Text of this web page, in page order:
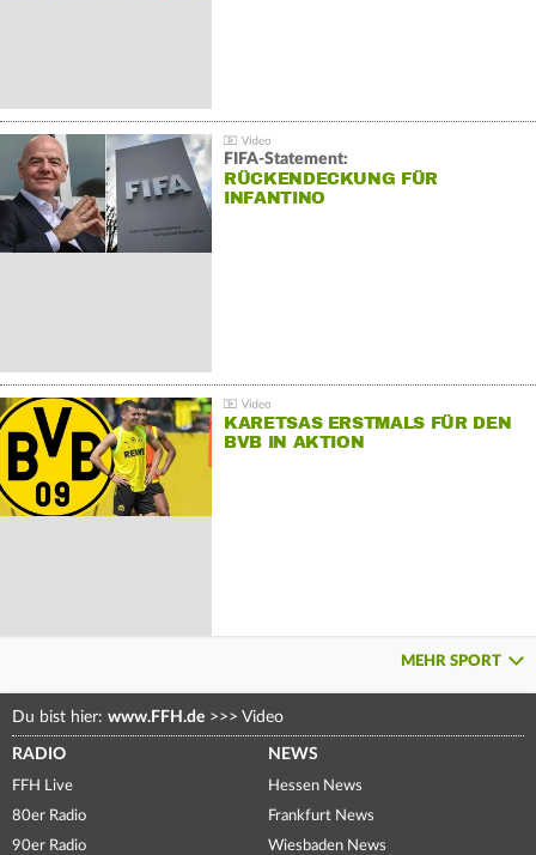
FIFA-Statement:
RÜCKENDECKUNG FÜR
INFANTINO
KARETSAS ERSTMALS FÜR DEN
BVB IN AKTION
MEHR SPORT
Du bist hier: www.FFH.de >>> Video
RADIO
FFH Live
80er Radio
90er Radio
NEWS
Hessen News
Frankfurt News
Wiesbaden News